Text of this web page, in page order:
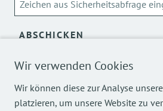
Wir verwenden Cookies
Wir können diese zur Analyse
platzieren, um unsere Website zu
ABSCHICKEN
Über die Verarbeitung meiner